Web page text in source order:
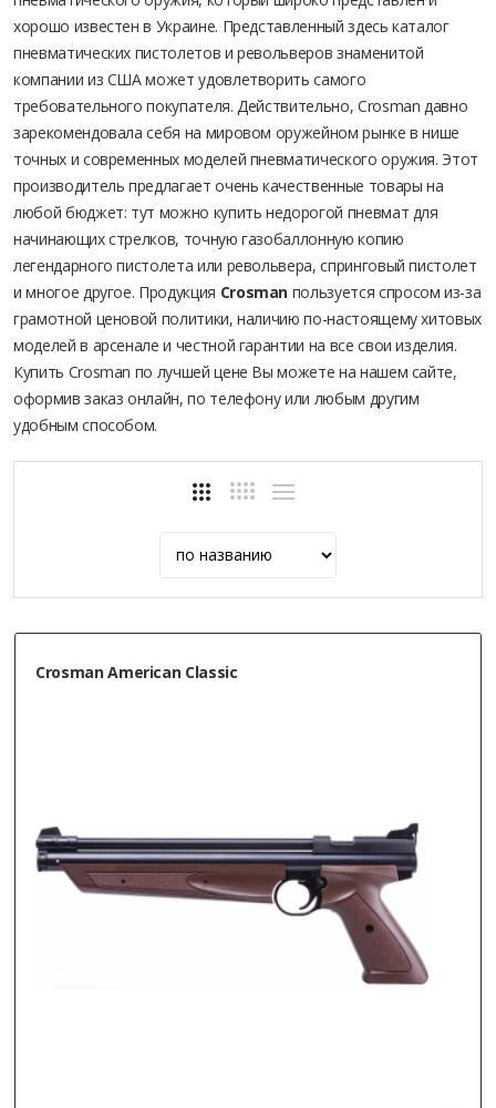
хорошо известен в Украине. Представленный здесь каталог
пневматических пистолетов и револьверов знаменитой
компании из США может удовлетворить самого
требовательного покупателя. Действительно, Crosman давно
зарекомендовала себя на мировом оружейном рынке в нише
точных и современных моделей пневматического оружия. Этот
производитель предлагает очень качественные товары на
любой бюджет: тут можно купить недорогой пневмат для
начинающих стрелков, точную газобаллонную копию
легендарного пистолета или револьвера, спринговый пистолет
и многое другое. Продукция Crosman пользуется спросом из-за
грамотной ценовой политики, наличию по-настоящему хитовых
моделей в арсенале и честной гарантии на все свои изделия.
Купить Crosman по лучшей цене Вы можете на нашем сайте,
оформив заказ онлайн, по телефону или любым другим
удобным способом.
Crosman American Classic